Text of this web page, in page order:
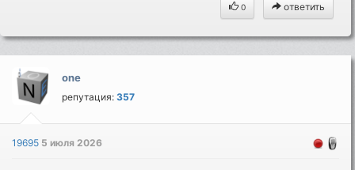
0 ответить
one
репутация:357
19695 5 июля 2026